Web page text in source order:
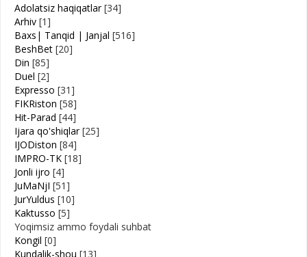
Adolatsiz haqiqatlar [34]
Arhiv [1]
Baxs| Tanqid | Janjal [516]
BeshBet [20]
Din [85]
Duel [2]
Expresso [31]
FIKRiston [58]
Hit-Parad [44]
Ijara qo'shiqlar [25]
IJODiston [84]
IMPRO-TK [18]
Jonli ijro [4]
JuMaNjI [51]
JurYuldus [10]
Kaktusso [5]
Yoqimsiz ammo foydali suhbat
Kongil [0]
Kundalik-shou [13]